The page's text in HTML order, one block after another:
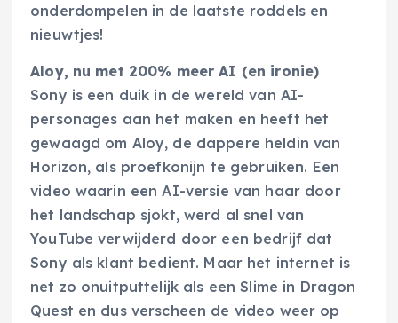
onderdompelen in de laatste roddels en
nieuwtjes!
Aloy, nu met 200% meer AI (en ironie)
Sony is een duik in de wereld van AI-
personages aan het maken en heeft het
gewaagd om Aloy, de dappere heldin van
Horizon, als proefkonijn te gebruiken. Een
video waarin een AI-versie van haar door
het landschap sjokt, werd al snel van
YouTube verwijderd door een bedrijf dat
Sony als klant bedient. Maar het internet is
net zo onuitputtelijk als een Slime in Dragon
Quest en dus verscheen de video weer op